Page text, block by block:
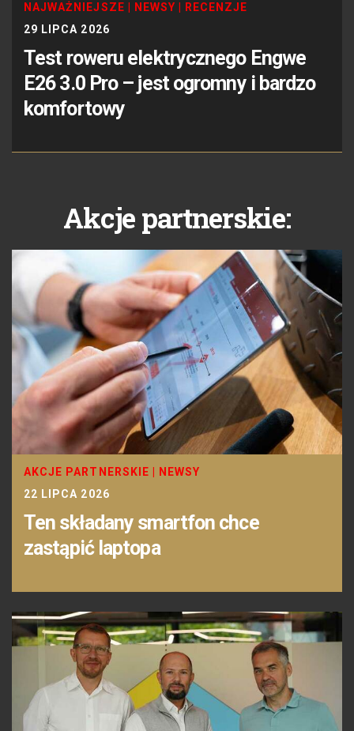
NAJWAŻNIEJSZE NEWSY
RECENZJE
29 LIPCA 2026
Test roweru elektrycznego Engwe
E26 3.0 Pro – jest ogromny i bardzo
komfortowy
Akcje partnerskie:
AKCJE PARTNERSKIE
NEWSY
22 LIPCA 2026
Ten składany smartfon chce
zastąpić laptopa